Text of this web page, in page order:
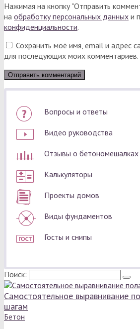
Нажимая на кнопку "Отправить
на обработку персональных данных и
конфиденциальности.
Сохранить моё имя, email и адрес
для последующих моих комментариев.
Вопросы и ответы
Видео руководства
Отзывы о бетономешалках
Калькуляторы
Проекты домов
Виды фундаментов
Госты и снипы
Поиск:
Самостоятельное выравнивание
шагам
Бетон